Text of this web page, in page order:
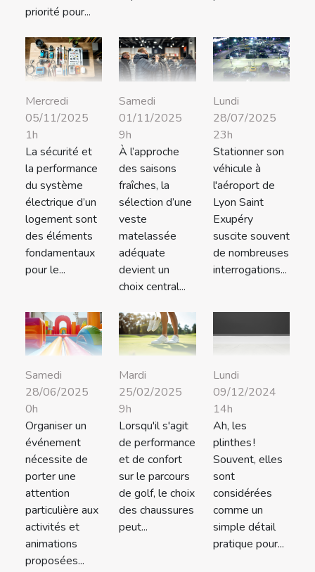
priorité pour...
Mercredi
05/11/2025
1h
La sécurité et
la performance
du système
électrique d’un
logement sont
des éléments
fondamentaux
pour le...
Samedi
01/11/2025
9h
À l’approche
des saisons
fraîches, la
sélection d’une
veste
matelassée
adéquate
devient un
choix central...
Lundi
28/07/2025
23h
Stationner son
véhicule à
l'aéroport de
Lyon Saint
Exupéry
suscite souvent
de nombreuses
interrogations...
Samedi
28/06/2025
0h
Organiser un
événement
nécessite de
porter une
attention
particulière aux
activités et
animations
proposées...
Mardi
25/02/2025
9h
Lorsqu'il s'agit
de performance
et de confort
sur le parcours
de golf, le choix
des chaussures
peut...
Lundi
09/12/2024
14h
Ah, les
plinthes !
Souvent, elles
sont
considérées
comme un
simple détail
pratique pour...